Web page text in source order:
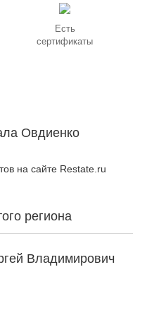
Есть
сертификаты
Овдиенко
на сайте Restate.ru
региона
Владимирович